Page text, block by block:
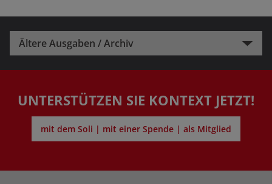
Ältere Ausgaben / Archiv
UNTERSTÜTZEN SIE KONTEXT JETZT!
mit dem Soli | mit einer Spende | als Mitglied